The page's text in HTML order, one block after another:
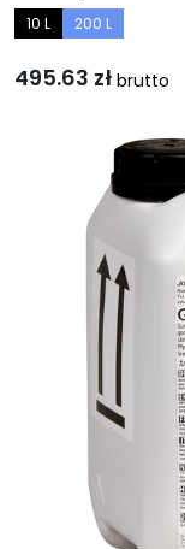
10 L 200 L
495.63 zł brutto